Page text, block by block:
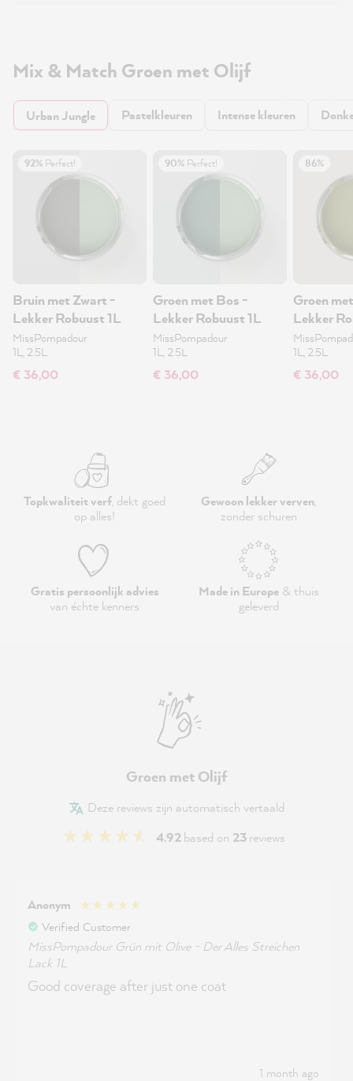
Mix & Match Groen met Olijf
Urban Jungle Pastelkleuren Intense kleuren
92% Perfect!
Bruin met Zwart -
Lekker Robuust 1L
MissPompadour
1L, 2.5L
€ 36,00
90% Perfect!
Groen met Bos -
Lekker Robuust 1L
MissPompadour
1L, 2.5L
€ 36,00
86%
Groen
Lekker
1L, 2.5L
€ 36,00
Topkwaliteit verf, dekt goed
op alles!
Gewoon lekker verven,
zonder schuren
Gratis persoonlijk advies
van échte kenners
Made in Europe& thuis
geleverd
Groen met Olijf
Deze reviews zijn automatisch vertaald
4.92based on 23reviews
Anonym
Verified Customer
MissPompadour Grün mit Olive - Der Alles Streichen
Lack 1L
Good coverage after just one coat
1 month ago